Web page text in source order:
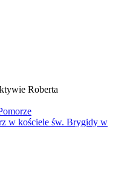
Roberta
w kościele św. Brygidy w